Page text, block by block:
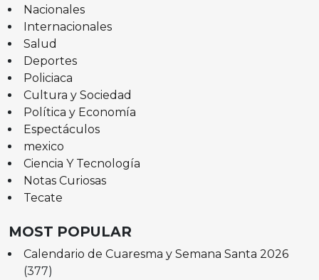
Nacionales
Internacionales
Salud
Deportes
Policiaca
Cultura y Sociedad
Política y Economía
Espectáculos
mexico
Ciencia Y Tecnología
Notas Curiosas
Tecate
MOST POPULAR
Calendario de Cuaresma y Semana Santa 2026
(377)